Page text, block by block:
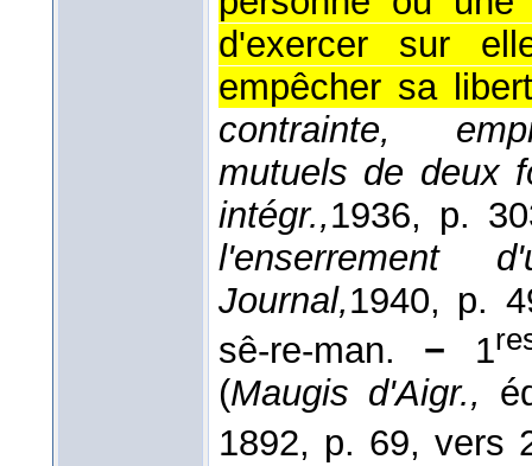
d'exercer sur
empêcher sa
contrainte,
mutuels de deux
intégr.,1936, p.
l'enserrement
Journal,1940, p.
sê-re-man. − 1
(Maugis d'Aigr.,
1892, p. 69, vers